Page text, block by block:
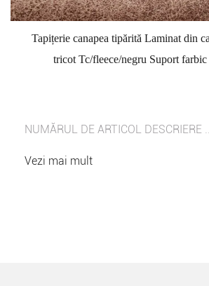
Tapițerie canapea tipărită Laminat din
tricot Tc/fleece/negru Suport
NUMĂRUL DE ARTICOL DESCRIERE
Vezi mai mult